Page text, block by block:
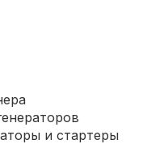
и стартеры